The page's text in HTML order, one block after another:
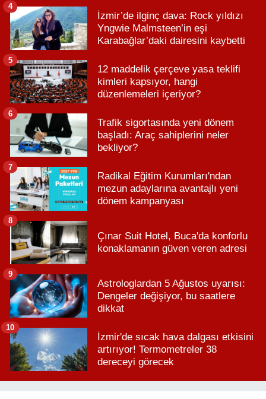
İzmir’de ilginç dava: Rock yıldızı
Yngwie Malmsteen’in eşi
Karabağlar’daki dairesini kaybetti
4
12 maddelik çerçeve yasa teklifi
kimleri kapsıyor, hangi
düzenlemeleri içeriyor?
5
Trafik sigortasında yeni dönem
başladı: Araç sahiplerini neler
bekliyor?
6
Radikal Eğitim Kurumları'ndan
mezun adaylarına avantajlı yeni
dönem kampanyası
7
Çınar Suit Hotel, Buca'da konforlu
konaklamanın güven veren adresi
8
Astrologlardan 5 Ağustos uyarısı:
Dengeler değişiyor, bu saatlere
dikkat
9
İzmir'de sıcak hava dalgası etkisini
artırıyor! Termometreler 38
dereceyi görecek
10